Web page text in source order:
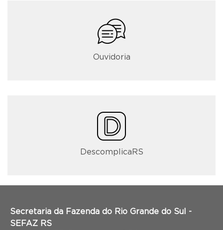
Ouvidoria
DescomplicaRS
Secretaria da Fazenda do Rio Grande do Sul -
SEFAZ RS